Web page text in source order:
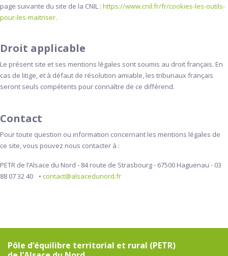
page suivante du site de la CNIL : https://www.cnil.fr/fr/cookies-les-outils-
pour-les-maitriser.
Droit applicable
Le présent site et ses mentions légales sont soumis au droit français. En
cas de litige, et à défaut de résolution amiable, les tribunaux français
seront seuls compétents pour connaître de ce différend.
Contact
Pour toute question ou information concernant les mentions légales de
ce site, vous pouvez nous contacter à :
PETR de l’Alsace du Nord - 84 route de Strasbourg - 67500 Haguenau - 03
88 07 32 40 • contact@alsacedunord.fr
Pôle d’équilibre territorial et rural (PETR)